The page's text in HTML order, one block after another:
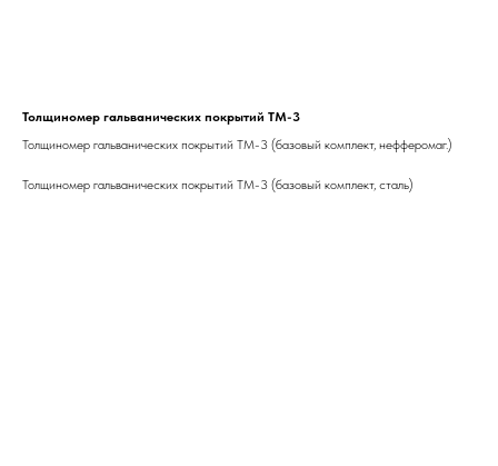
Толщиномер гальванических покрытий ТМ-3
Толщиномер гальванических покрытий ТМ-3 (базовый комплект, нефферомаг.)
Толщиномер гальванических покрытий ТМ-3 (базовый комплект, сталь)